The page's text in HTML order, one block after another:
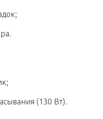
(130 Вт).